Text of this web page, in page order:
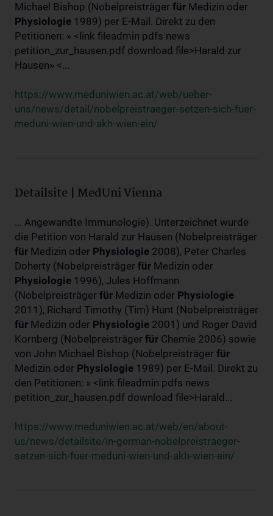
Michael Bishop (Nobelpreisträger für Medizin oder
Physiologie 1989) per E-Mail. Direkt zu den
Petitionen: » <link fileadmin pdfs news
petition_zur_hausen.pdf download file>Harald zur
Hausen» <...
https://www.meduniwien.ac.at/web/ueber-
uns/news/detail/nobelpreistraeger-setzen-sich-fuer-
meduni-wien-und-akh-wien-ein/
Detailsite | MedUni Vienna
... Angewandte Immunologie). Unterzeichnet wurde
die Petition von Harald zur Hausen (Nobelpreisträger
für Medizin oder Physiologie 2008), Peter Charles
Doherty (Nobelpreisträger für Medizin oder
Physiologie 1996), Jules Hoffmann
(Nobelpreisträger für Medizin oder Physiologie
2011), Richard Timothy (Tim) Hunt (Nobelpreisträger
für Medizin oder Physiologie 2001) und Roger David
Kornberg (Nobelpreisträger für Chemie 2006) sowie
von John Michael Bishop (Nobelpreisträger für
Medizin oder Physiologie 1989) per E-Mail. Direkt zu
den Petitionen: » <link fileadmin pdfs news
petition_zur_hausen.pdf download file>Harald...
https://www.meduniwien.ac.at/web/en/about-
us/news/detailsite/in-german-nobelpreistraeger-
setzen-sich-fuer-meduni-wien-und-akh-wien-ein/